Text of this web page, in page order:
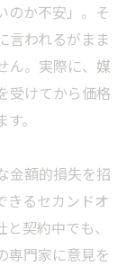
のか不安」。そ
言われるがまま
ん。実際に、媒
受けてから価格
。
金額的損失を招
きるセカンドオ
契約中でも、
専門家に意見を